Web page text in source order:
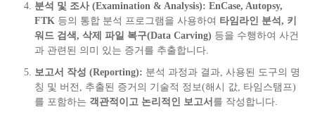
분석 및 조사 (Examination & Analysis): EnCase, Autopsy,
FTK 등의 통합 분석 프로그램을 사용하여 타임라인 분석, 키
워드 검색, 삭제 파일 복구(Data Carving) 등을 수행하여 사건
과 관련된 의미 있는 증거를 추출합니다.
보고서 작성 (Reporting): 분석 과정과 결과, 사용된 도구의 명
칭 및 버전, 추출된 증거의 기술적 정보(해시 값, 타임스탬프)
를 포함하는 객관적이고 논리적인 보고서 를 작성합니다.